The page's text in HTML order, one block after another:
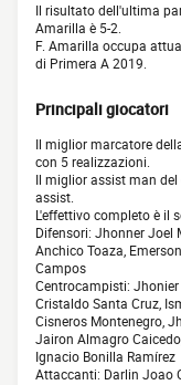
Il risultato dell'ultima
Amarilla è 5-2.
F. Amarilla occupa
di Primera A 2019.
Principali giocatori
Il miglior marcatore
con 5 realizzazioni.
Il miglior assist man del
assist.
L'effettivo completo è il
Difensori: Jhonner Joel
Anchico Toaza,
Campos
Centrocampisti: Jhonier
Cristaldo Santa Cruz,
Cisneros Montenegro,
Jairon Almagro
Ignacio Bonilla Ramírez
Attaccanti: Darlin Joao